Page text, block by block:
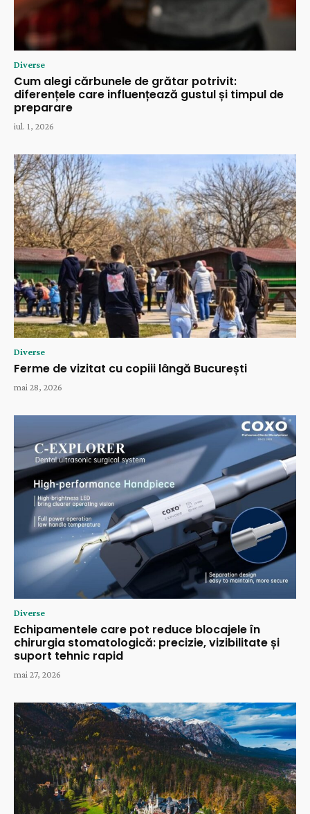
Diverse
Cum alegi cărbunele de grătar potrivit:
diferențele care influențează gustul și timpul de
preparare
iul. 1, 2026
Diverse
Ferme de vizitat cu copiii lângă București
mai 28, 2026
Diverse
Echipamentele care pot reduce blocajele în
chirurgia stomatologică: precizie, vizibilitate și
suport tehnic rapid
mai 27, 2026